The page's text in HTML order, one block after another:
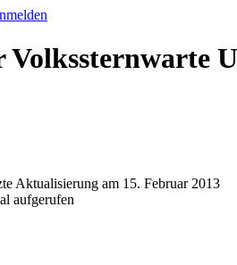
Aktualisierung am 15. Februar 2013
aufgerufen